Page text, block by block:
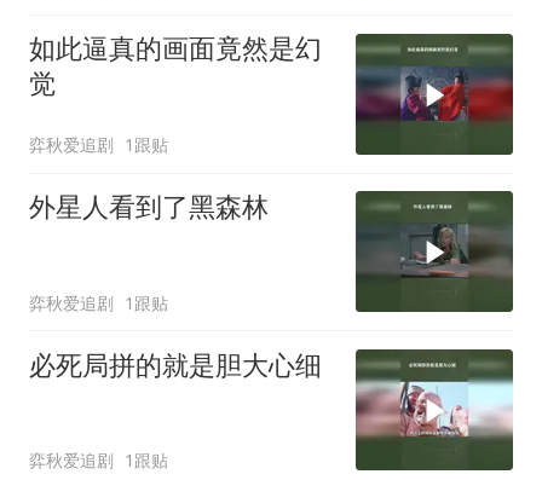
如此逼真的画面竟然是幻
觉
弈秋爱追剧 1跟贴
外星人看到了黑森林
弈秋爱追剧 1跟贴
必死局拼的就是胆大心细
弈秋爱追剧 1跟贴